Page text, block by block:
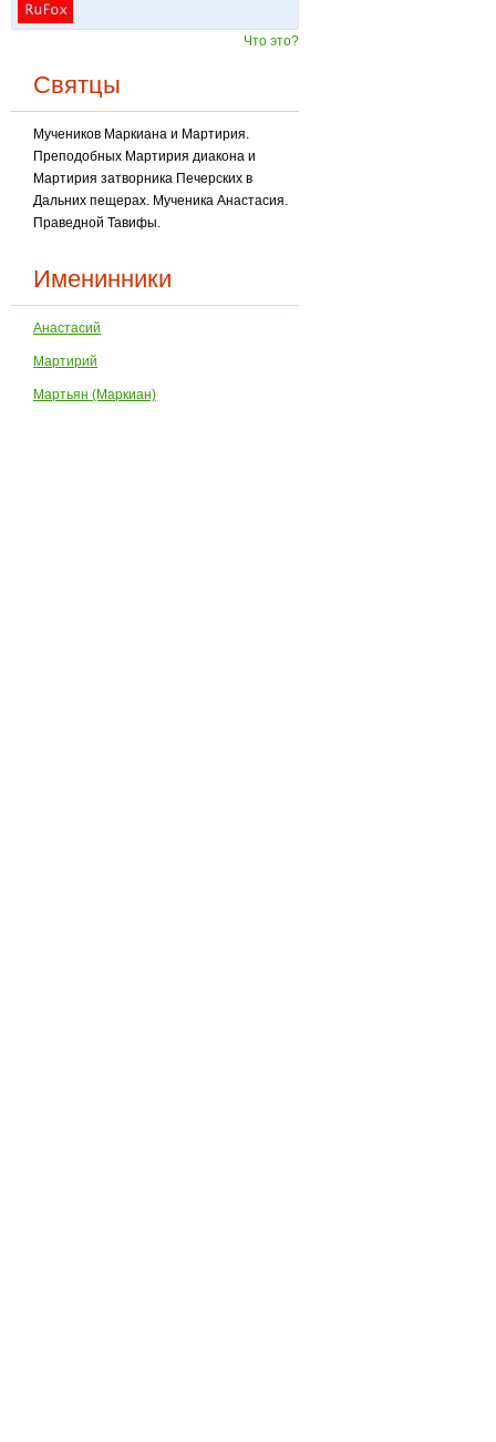
Что это?
Святцы
Мучеников Маркиана и Мартирия.
Преподобных Мартирия диакона и
Мартирия затворника Печерских в
Дальних пещерах. Мученика Анастасия.
Праведной Тавифы.
Именинники
Анастасий
Мартирий
Мартьян (Маркиан)